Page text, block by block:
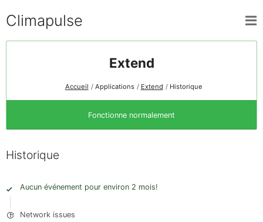
Climapulse
Extend
Accueil Applications Extend Historique
Fonctionne normalement
Historique
Aucun événement pour environ 2 mois!
Network issues